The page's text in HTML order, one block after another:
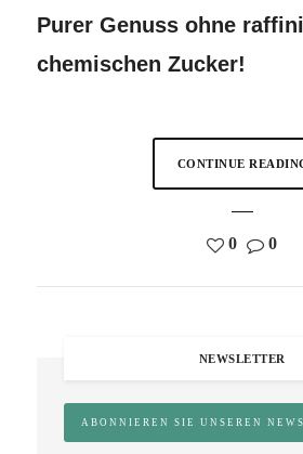
Purer Genuss ohne
chemischen Zucker!
CONTINUE
0 0
NEWSLETTER